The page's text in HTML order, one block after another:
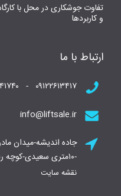
تفاوت جوشکاری در محل با
و کاربردها
ارتباط با ما
۰۹۱۲۲۶۱۳۴۱۷ - ۰۹۱۹۷۹۴۱۷۴۰ - ۰۲۶-۳۶۷۰۹۹۸۵
info@liftsale.ir
جاده اندیشه-میدان
-۱۰متری سعیدی-کوچه رسول اکرم
نقشه سایت